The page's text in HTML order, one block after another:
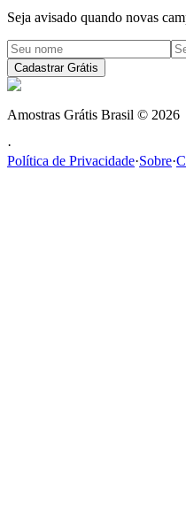
Seja avisado quando novas
Cadastrar Grátis
Amostras Grátis Brasil © 2026
·
Política de Privacidade·Sobre·